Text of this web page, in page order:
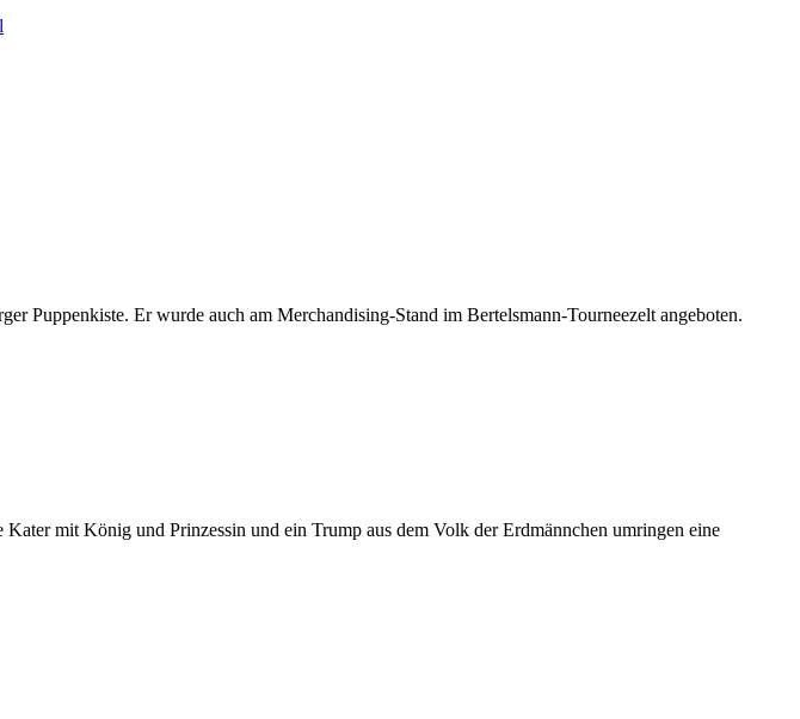
Puppenkiste. Er wurde auch am Merchandising-Stand im Bertelsmann-Tourneezelt angeboten.
mit König und Prinzessin und ein Trump aus dem Volk der Erdmännchen umringen eine